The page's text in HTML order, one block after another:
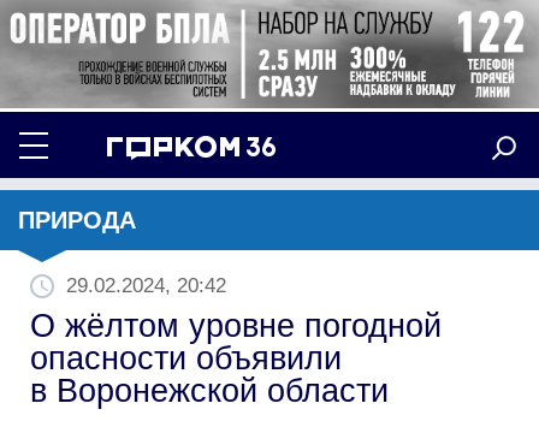
ПРИРОДА
29.02.2024, 20:42
О жёлтом уровне погодной
опасности объявили
в Воронежской области